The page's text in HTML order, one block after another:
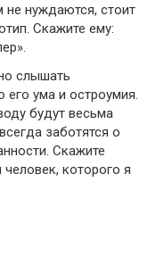
нуждаются, стоит
Скажите ему:
слышать
ума и остроумия.
будут весьма
заботятся о
Скажите
которого я